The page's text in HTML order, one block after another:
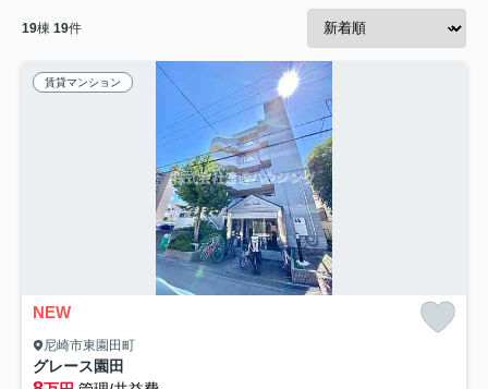
19棟 19件
賃貸マンション
NEW
尼崎市東園田町
グレース園田